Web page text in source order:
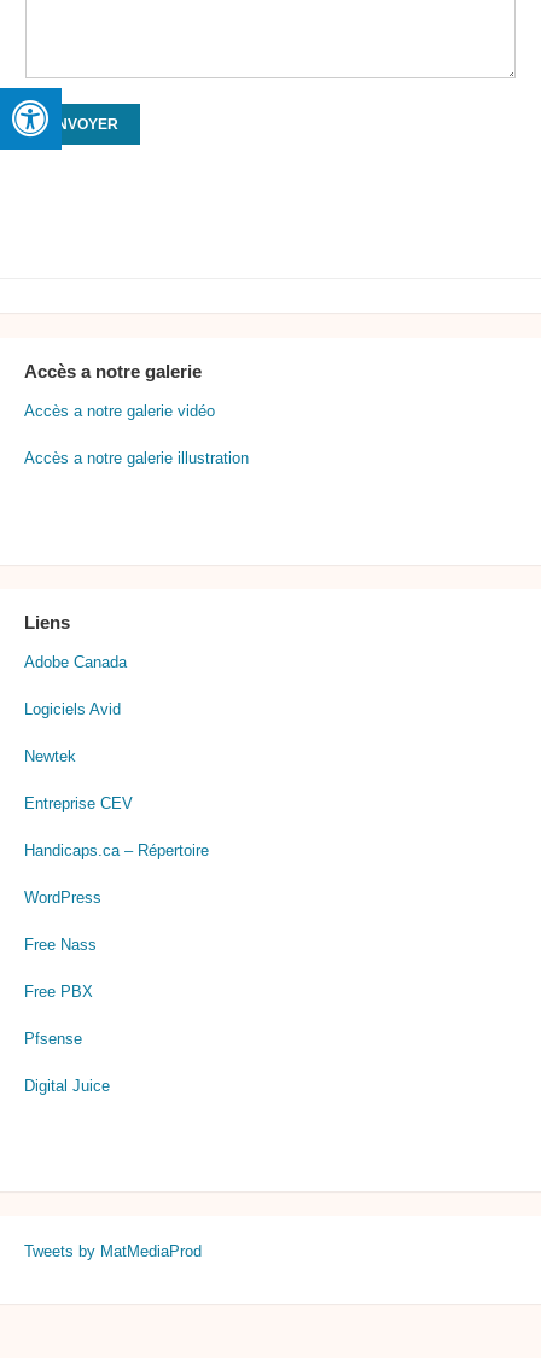
Accès a notre galerie
Accès a notre galerie vidéo
Accès a notre galerie illustration
Liens
Adobe Canada
Logiciels Avid
Newtek
Entreprise CEV
Handicaps.ca – Répertoire
WordPress
Free Nass
Free PBX
Pfsense
Digital Juice
Tweets by MatMediaProd